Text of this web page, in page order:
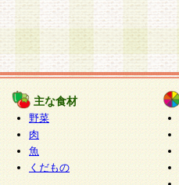
主な食材
野菜
肉
魚
くだもの